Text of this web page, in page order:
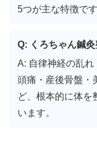
5つが主な特徴です
Q: くろちゃん鍼灸
A: 自律神経の乱
頭痛・産後骨盤・
ど、根本的に体を
います。